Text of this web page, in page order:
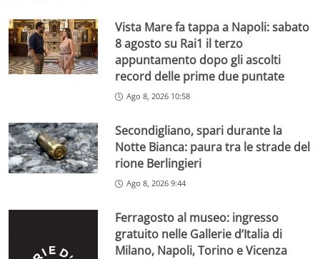
Vista Mare fa tappa a Napoli: sabato
8 agosto su Rai1 il terzo
appuntamento dopo gli ascolti
record delle prime due puntate
Ago 8, 2026 10:58
Secondigliano, spari durante la
Notte Bianca: paura tra le strade del
rione Berlingieri
Ago 8, 2026 9:44
Ferragosto al museo: ingresso
gratuito nelle Gallerie d’Italia di
Milano, Napoli, Torino e Vicenza